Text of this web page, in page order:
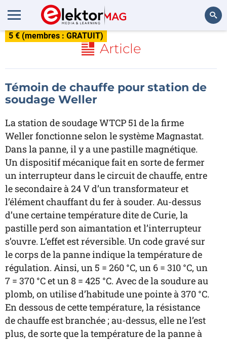
5 € (membres : GRATUIT)
Article
Témoin de chauffe pour station de
soudage Weller
La station de soudage WTCP 51 de la firme
Weller fonctionne selon le système Magnastat.
Dans la panne, il y a une pastille magnétique.
Un dispositif mécanique fait en sorte de fermer
un interrupteur dans le circuit de chauffe, entre
le secondaire à 24 V d’un transformateur et
l’élément chauffant du fer à souder. Au-dessus
d’une certaine température dite de Curie, la
pastille perd son aimantation et l’interrupteur
s’ouvre. L’effet est réversible. Un code gravé sur
le corps de la panne indique la température de
régulation. Ainsi, un 5 = 260 °C, un 6 = 310 °C, un
7 = 370 °C et un 8 = 425 °C. Avec de la soudure au
plomb, on utilise d’habitude une pointe à 370 °C.
En dessous de cette température, la résistance
de chauffe est branchée ; au-dessus, elle ne l’est
plus, de sorte que la température de la panne à